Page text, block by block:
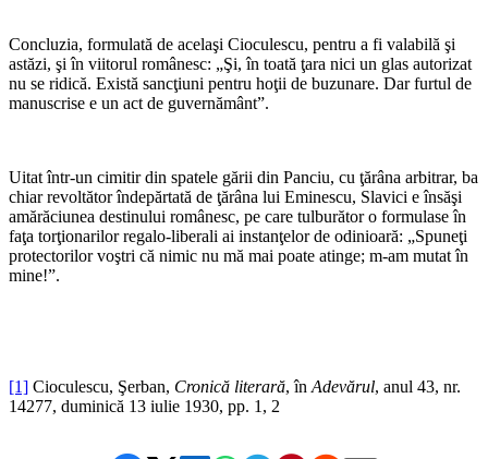
Concluzia, formulată de acelaşi Cioculescu, pentru a fi valabilă şi
astăzi, şi în viitorul românesc: „Şi, în toată ţara nici un glas autorizat
nu se ridică. Există sancţiuni pentru hoţii de buzunare. Dar furtul de
manuscrise e un act de guvernământ”.
Uitat într-un cimitir din spatele gării din Panciu, cu ţărâna arbitrar, ba
chiar revoltător îndepărtată de ţărâna lui Eminescu, Slavici e însăşi
amărăciunea destinului românesc, pe care tulburător o formulase în
faţa torţionarilor regalo-liberali ai instanţelor de odinioară: „Spuneţi
protectorilor voştri că nimic nu mă mai poate atinge; m-am mutat în
mine!”.
[1] Cioculescu, Şerban, Cronică literară, în Adevărul, anul 43, nr.
14277, duminică 13 iulie 1930, pp. 1, 2